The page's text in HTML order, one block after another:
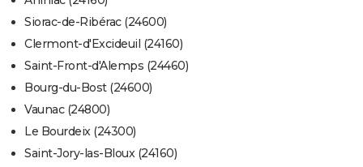
Siorac-de-Ribérac (24600)
Clermont-d'Excideuil (24160)
Saint-Front-d'Alemps (24460)
Bourg-du-Bost (24600)
Vaunac (24800)
Le Bourdeix (24300)
Saint-Jory-las-Bloux (24160)